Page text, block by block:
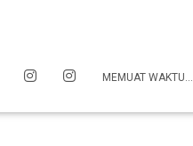
MEMUAT WAKTU…